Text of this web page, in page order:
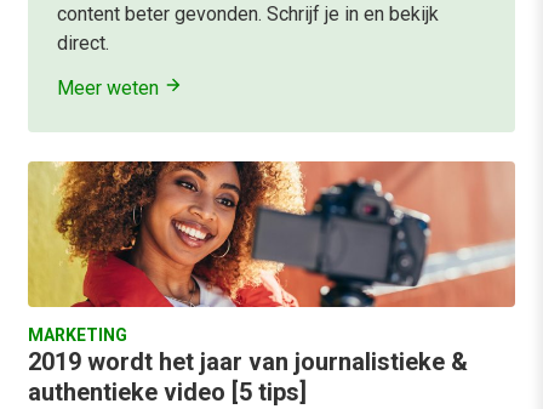
content beter gevonden. Schrijf je in en bekijk
direct.
Meer weten
MARKETING
2019 wordt het jaar van journalistieke &
authentieke video [5 tips]